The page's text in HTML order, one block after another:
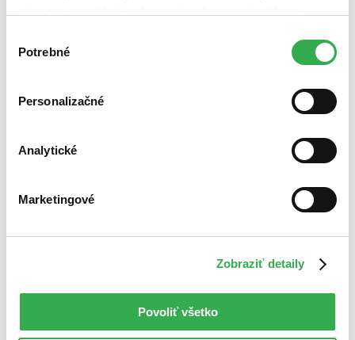
nám pomohlo, keby sme mohli používať všetky tieto
súhlasu
Potrebné
Personalizačné
Analytické
Marketingové
Zobraziť detaily
Povoliť všetko
Zúžiť výber
Bestsellery
Najdrahšie
vyhovujúci zadaným podmienkam.
Skúste prosím zmeniť vyhľadávaný výraz.